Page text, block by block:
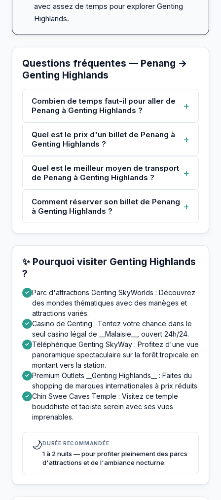
avec assez de temps pour explorer Genting
Highlands.
Questions fréquentes — Penang →
Genting Highlands
Combien de temps faut-il pour aller de
Penang à Genting Highlands ?
+
Quel est le prix d'un billet de Penang à
Genting Highlands ?
+
Quel est le meilleur moyen de transport
de Penang à Genting Highlands ?
+
Comment réserver son billet de Penang
à Genting Highlands ?
+
✨ Pourquoi visiter Genting Highlands
?
✓ Parc d'attractions Genting SkyWorlds : Découvrez
des mondes thématiques avec des manèges et
attractions variés.
✓ Casino de Genting : Tentez votre chance dans le
seul casino légal de __Malaisie__, ouvert 24h/24.
✓ Téléphérique Genting SkyWay : Profitez d'une vue
panoramique spectaculaire sur la forêt tropicale en
montant vers la station.
✓ Premium Outlets __Genting Highlands__ : Faites du
shopping de marques internationales à prix réduits.
✓ Chin Swee Caves Temple : Visitez ce temple
bouddhiste et taoïste serein avec ses vues
imprenables.
🌙DURÉE RECOMMANDÉE
1 à 2 nuits — pour profiter pleinement des parcs
d'attractions et de l'ambiance nocturne.